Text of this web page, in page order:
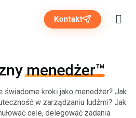
Kontakt
menedżer™
świadome kroki jako menedżer? Jak
w zarządzaniu ludźmi? Jak
cele, delegować zadania